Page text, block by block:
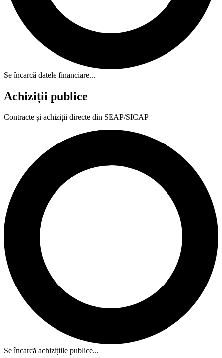
Se încarcă datele financiare...
Achiziții publice
Contracte și achiziții directe din SEAP/SICAP
Se încarcă achizițiile publice...